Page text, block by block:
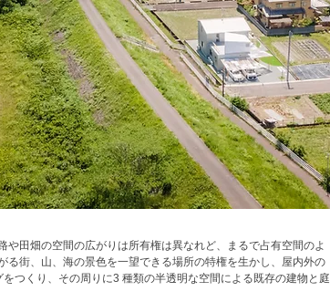
田畑の空間の広がりは所有権は異なれど、まるで占有空間のよ
街、山、海の景色を一望できる場所の特権を生かし、屋内外の
つくり、その周りに3 種類の半透明な空間による既存の建物と庭